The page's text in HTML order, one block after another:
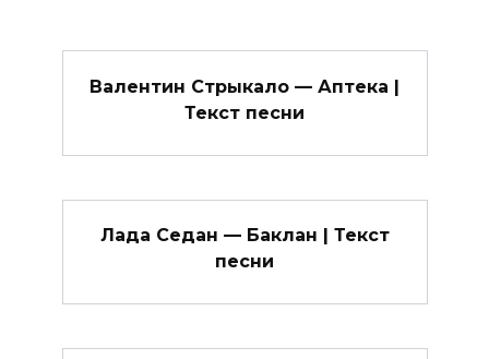
Валентин Стрыкало — Аптека |
Текст песни
Лада Седан — Баклан | Текст
песни